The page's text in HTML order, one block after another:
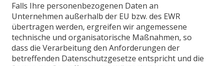
Falls Ihre personenbezogenen Daten an
Unternehmen außerhalb der EU bzw. des EWR
übertragen werden, ergreifen wir angemessene
technische und organisatorische Maßnahmen, so
dass die Verarbeitung den Anforderungen der
betreffenden Datenschutzgesetze entspricht und die